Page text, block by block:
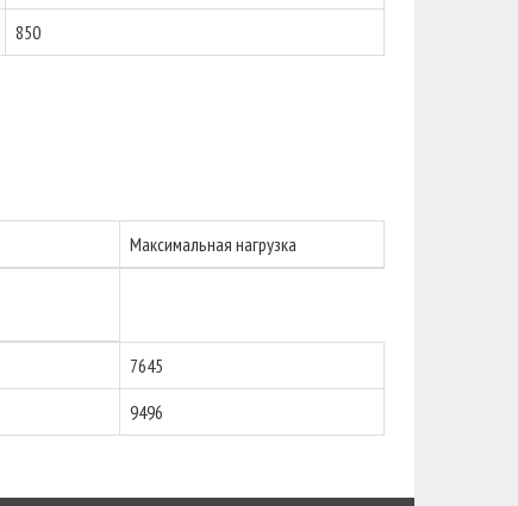
850
Максимальная нагрузка
7645
9496